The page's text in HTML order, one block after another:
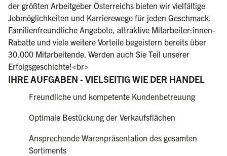
der größten Arbeitgeber Österreichs bieten wir vielfältige
Jobmöglichkeiten und Karrierewege für jeden Geschmack.
Familienfreundliche Angebote, attraktive Mitarbeiter:innen-
Rabatte und viele weitere Vorteile begeistern bereits über
30.000 Mitarbeitende. Werden auch Sie Teil unserer
Erfolgsgeschichte!<br>
IHRE AUFGABEN - VIELSEITIG WIE DER HANDEL
Freundliche und kompetente Kundenbetreuung
Optimale Bestückung der Verkaufsflächen
Ansprechende Warenpräsentation des gesamten
Sortiments